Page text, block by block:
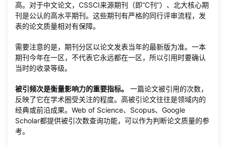
高。对于中文论文，CSSCI来源期刊（即“C刊”）、北大核心期
刊是公认的高水平期刊。这些期刊有严格的同行评审流程，发
表的论文质量相对有保障。
需要注意的是，期刊分区以论文发表当年的最新版为准。一本
期刊今年在一区，不代表它永远都在一区，所以引用时要确认
当时的收录等级。
被引频次是衡量影响力的重要指标。
一篇论文被引用的次数，
反映了它在学术圈受关注的程度。高被引论文往往是领域内的
经典或前沿成果。Web of Science、Scopus、Google
Scholar都提供被引次数查询功能，可以作为判断论文质量的参
考。